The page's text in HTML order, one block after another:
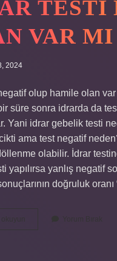
VAR MI
2024
olup hamile olan
süre sonra idrarda da
Yani idrar gebelik testi
ama test negatif
olabilir. İdrar
yapılırsa yanlış negatif
doğruluk